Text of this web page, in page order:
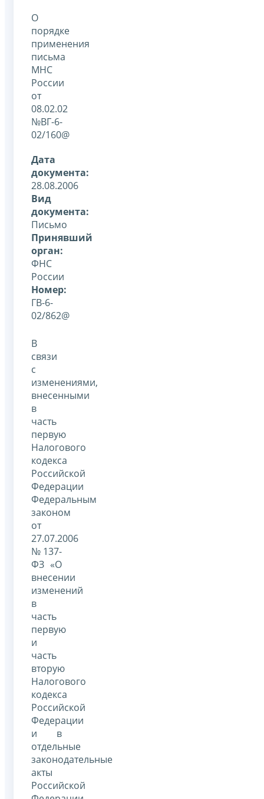
О
порядке
применения
письма
МНС
России
от
08.02.02
№ВГ-6-
02/160@
Дата
документа:
28.08.2006
Вид
документа:
Письмо
Принявший
орган:
ФНС
России
Номер:
ГВ-6-
02/862@
В
связи
с
изменениями,
внесенными
в
часть
первую
Налогового
кодекса
Российской
Федерации
Федеральным
законом
от
27.07.2006
№137-
ФЗ «О
внесении
изменений
в
часть
первую
и
часть
вторую
Налогового
кодекса
Российской
Федерации
и в
отдельные
законодательные
акты
Российской